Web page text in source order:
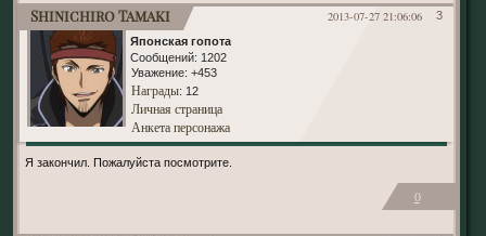
3
2013-07-27 21:06:06
Shinichiro Tamaki
Японская гопота
Сообщений: 1202
Уважение: +453
Награды: 12
Личная страница
Анкета персонажа
Я закончил. Пожалуйста посмотрите.
0